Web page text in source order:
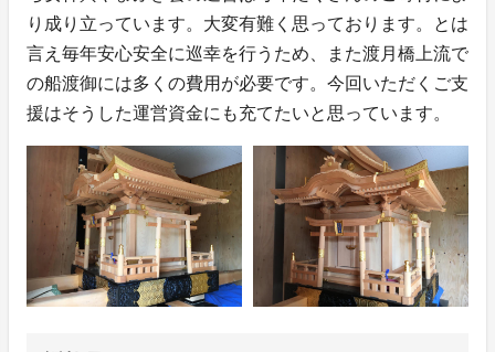
り成り立っています。大変有難く思っております。とは
言え毎年安心安全に巡幸を行うため、また渡月橋上流で
の船渡御には多くの費用が必要です。今回いただくご支
援はそうした運営資金にも充てたいと思っています。